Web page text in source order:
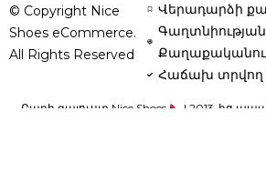
© Copyright Nice
Shoes eCommerce.
All Rights Reserved
Վերադարձի
Գաղտնիության
Հաճախ տրվող
Բարի գալուստ Nice Shoes
| 2013-ից